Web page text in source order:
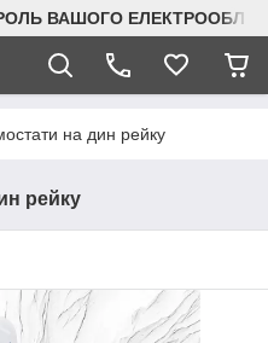
ВАШОГО
на дин рейку
рейку